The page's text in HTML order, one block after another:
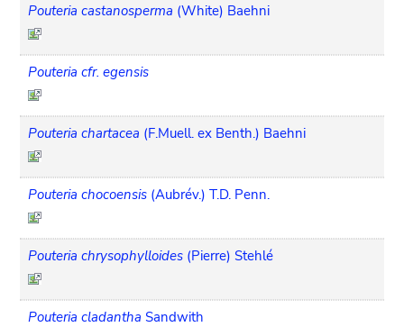
Pouteria castanosperma (White) Baehni
Pouteria cfr. egensis
Pouteria chartacea (F.Muell. ex Benth.) Baehni
Pouteria chocoensis (Aubrév.) T.D. Penn.
Pouteria chrysophylloides (Pierre) Stehlé
Pouteria cladantha Sandwith